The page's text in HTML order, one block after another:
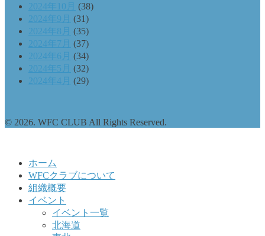
2024年10月 (38)
2024年9月 (31)
2024年8月 (35)
2024年7月 (37)
2024年6月 (34)
2024年5月 (32)
2024年4月 (29)
© 2026. WFC CLUB All Rights Reserved.
ホーム
WFCクラブについて
組織概要
イベント
イベント一覧
北海道